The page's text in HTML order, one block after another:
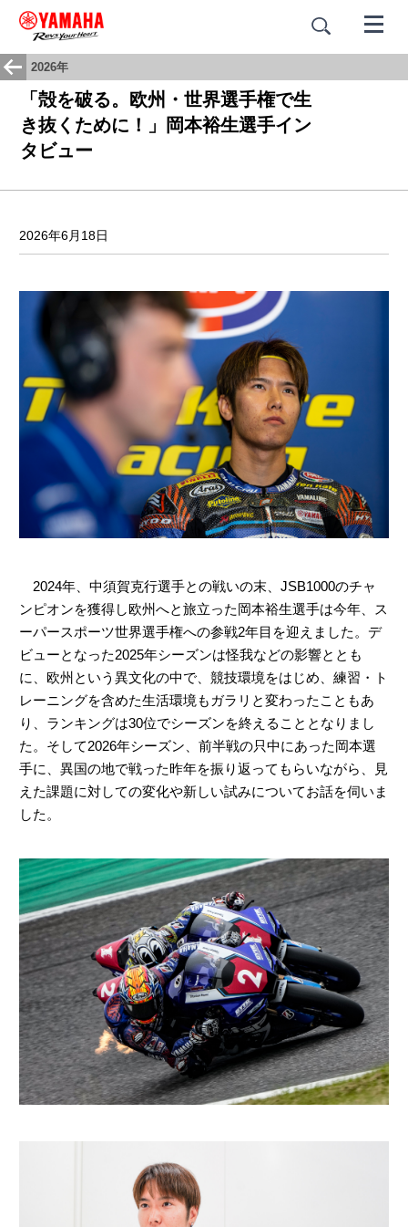
2026年
「殻を破る。欧州・世界選手権で生
き抜くために！」岡本裕生選手イン
タビュー
2026年6月18日
2024年、中須賀克行選手との戦いの末、JSB1000のチャ
ンピオンを獲得し欧州へと旅立った岡本裕生選手は今年、ス
ーパースポーツ世界選手権への参戦2年目を迎えました。デ
ビューとなった2025年シーズンは怪我などの影響ととも
に、欧州という異文化の中で、競技環境をはじめ、練習・ト
レーニングを含めた生活環境もガラリと変わったこともあ
り、ランキングは30位でシーズンを終えることとなりまし
た。そして2026年シーズン、前半戦の只中にあった岡本選
手に、異国の地で戦った昨年を振り返ってもらいながら、見
えた課題に対しての変化や新しい試みについてお話を伺いま
した。